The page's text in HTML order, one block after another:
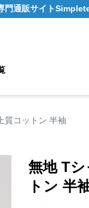
門通販サイト
質コットン 半袖
無地 T
トン 半